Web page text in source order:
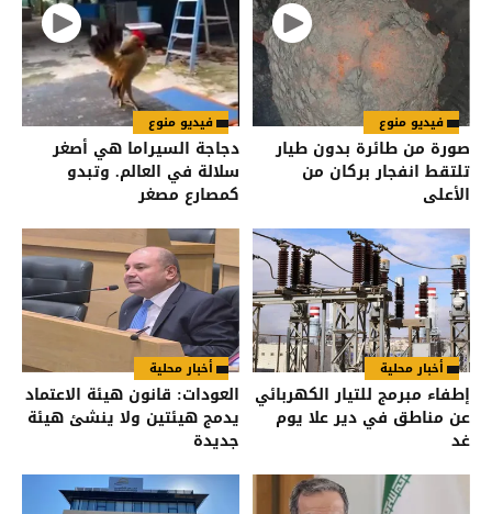
فيديو منوع
صورة من طائرة بدون طيار
تلتقط انفجار بركان من
الأعلى
فيديو منوع
دجاجة السيراما هي أصغر
سلالة في العالم. وتبدو
كمصارع مصغر
أخبار محلية
إطفاء مبرمج للتيار الكهربائي
عن مناطق في دير علا يوم
غد
أخبار محلية
العودات: قانون هيئة الاعتماد
يدمج هيئتين ولا ينشئ هيئة
جديدة